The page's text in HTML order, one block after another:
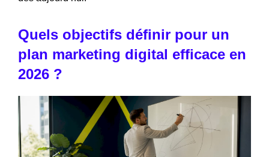
Quels objectifs définir pour un
plan marketing digital efficace en
2026 ?